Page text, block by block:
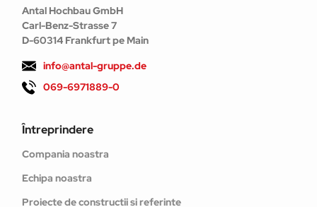
Antal Hochbau GmbH
Carl-Benz-Strasse 7
D-60314 Frankfurt pe Main
info@antal-gruppe.de
069-6971889-0
Întreprindere
Compania noastra
Echipa noastra
Proiecte de constructii si referinte